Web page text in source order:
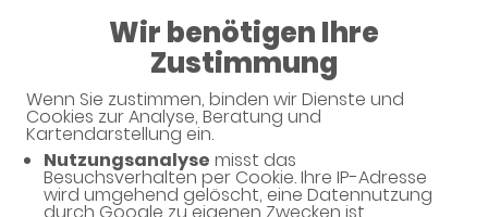
Wir benötigen Ihre
Zustimmung
Wenn Sie zustimmen, binden wir Dienste und
Cookies zur Analyse, Beratung und
Kartendarstellung ein.
Nutzungsanalyse misst das
Besuchsverhalten per Cookie. Ihre IP-Adresse
wird umgehend gelöscht, eine Datennutzung
Rathaus-Apotheke